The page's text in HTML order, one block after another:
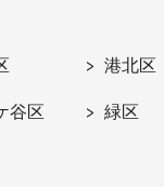
港北区
谷区 緑区